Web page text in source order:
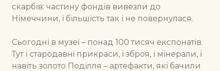
скарбів: частину фондів вивезли до
Німеччини, і більшість так і не повернулася.
Сьогодні в музеї – понад 100 тисяч експонатів.
Тут і стародавні прикраси, і зброя, і мінерали, і
навіть золото Поділля – артефакти, які бачили